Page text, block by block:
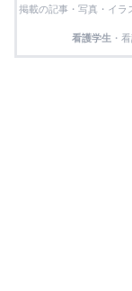
掲載の記事・写真・イラ
看護学生 ・